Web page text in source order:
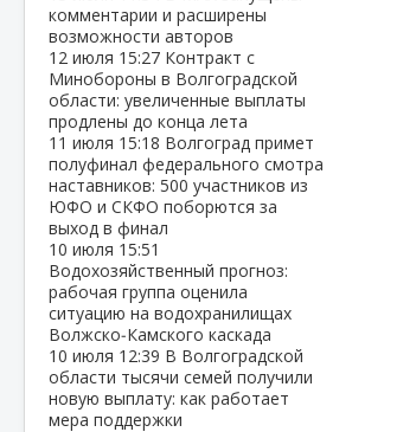
комментарии и расширены
возможности авторов
12 июля 15:27 Контракт с
Минобороны в Волгоградской
области: увеличенные выплаты
продлены до конца лета
11 июля 15:18 Волгоград примет
полуфинал федерального смотра
наставников: 500 участников из
ЮФО и СКФО поборются за
выход в финал
10 июля 15:51
Водохозяйственный прогноз:
рабочая группа оценила
ситуацию на водохранилищах
Волжско‑Камского каскада
10 июля 12:39 В Волгоградской
области тысячи семей получили
новую выплату: как работает
мера поддержки